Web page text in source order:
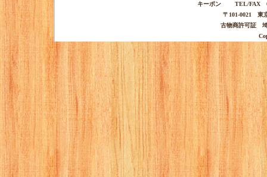
キーポン TEL/FAX
〒101-0021 東
古物商許可証